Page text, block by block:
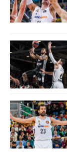
datos
en
en
de